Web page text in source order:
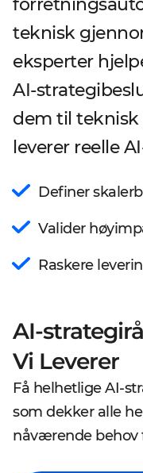
teknisk
eksperter
AI-
dem til
leverer reelle
Definer
Valider
Raskere
AI-
Vi Leverer
Få helhetlige AI-
som dekker alle
nåværende behov